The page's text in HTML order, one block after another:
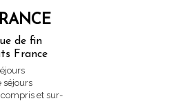
de fin
France
séjours
et sur-